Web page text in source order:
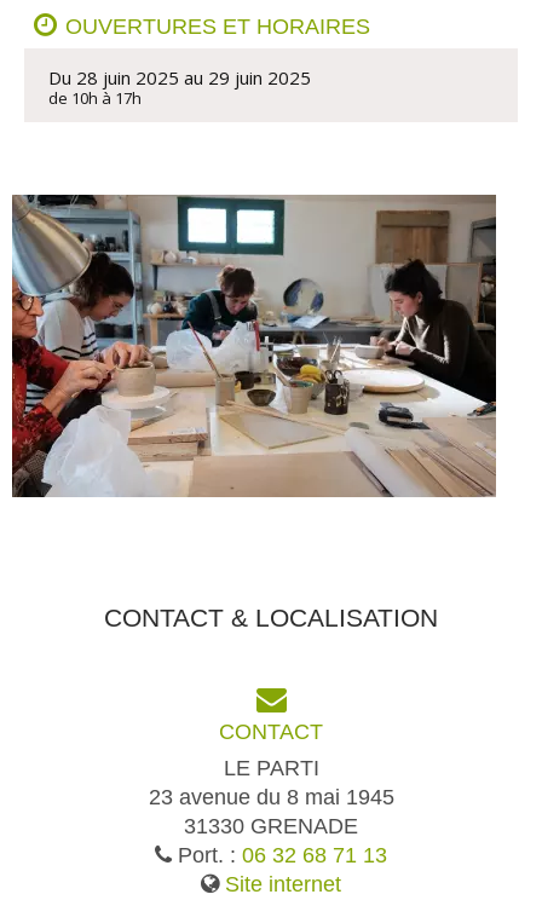
OUVERTURES ET HORAIRES
Du 28 juin 2025 au 29 juin 2025
de 10h à 17h
CONTACT & LOCALISATION
CONTACT
LE PARTI
23 avenue du 8 mai 1945
31330 GRENADE
Port. : 06 32 68 71 13
Site internet